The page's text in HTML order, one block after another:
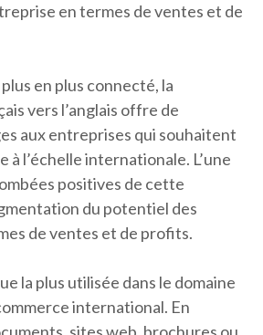
en termes de ventes et de
en plus connecté, la
vers l’anglais offre de
aux entreprises qui souhaitent
l’échelle internationale. L’une
positives de cette
du potentiel des
de ventes et de profits.
la plus utilisée dans le domaine
international. En